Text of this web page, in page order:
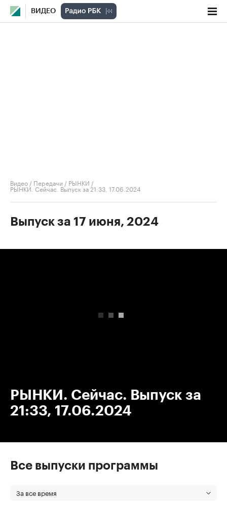
ВИДЕО
Видео / Передачи / РЫНКИ /
РЫНКИ. Сейчас. Выпуск за 21:33, 17.06.2024
Выпуск за 17 июня, 2024
РЫНКИ. Сейчас. Выпуск за
21:33, 17.06.2024
Все выпуски программы
За все время